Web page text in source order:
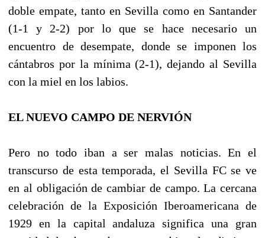
doble empate, tanto en Sevilla como en Santander
(1-1 y 2-2) por lo que se hace necesario un
encuentro de desempate, donde se imponen los
cántabros por la mínima (2-1), dejando al Sevilla
con la miel en los labios.
EL NUEVO CAMPO DE NERVIÓN
Pero no todo iban a ser malas noticias. En el
transcurso de esta temporada, el Sevilla FC se ve
en al obligación de cambiar de campo. La cercana
celebración de la Exposición Iberoamericana de
1929 en la capital andaluza significa una gran